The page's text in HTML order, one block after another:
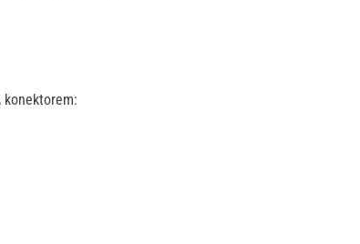
konektorem: